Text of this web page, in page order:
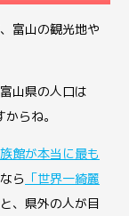
富山の観光地や
山県の人口は
らね。
館が本当に最も
ら 「世界一綺麗
と、県外の人が目